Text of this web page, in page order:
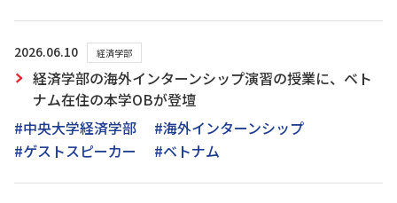
2026.06.10 経済学部
経済学部の海外インターンシップ演習の授業に、ベト
ナム在住の本学OBが登壇
#中央大学経済学部
#海外インターンシップ
#ゲストスピーカー
#ベトナム